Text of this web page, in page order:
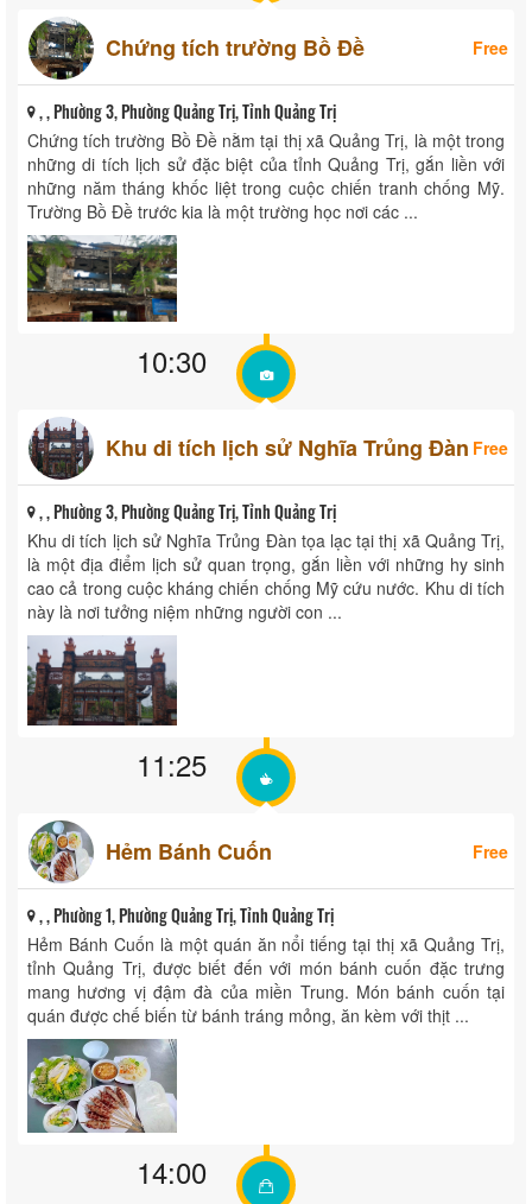
Chứng tích trường Bồ Đề Free
, , Phường 3, Phường Quảng Trị, Tỉnh Quảng Trị
Chứng tích trường Bồ Đề nằm tại thị xã Quảng Trị, là một trong
những di tích lịch sử đặc biệt của tỉnh Quảng Trị, gắn liền với
những năm tháng khốc liệt trong cuộc chiến tranh chống Mỹ.
Trường Bồ Đề trước kia là một trường học nơi các ...
10:30
Khu di tích lịch sử Nghĩa Trủng Đàn Free
, , Phường 3, Phường Quảng Trị, Tỉnh Quảng Trị
Khu di tích lịch sử Nghĩa Trủng Đàn tọa lạc tại thị xã Quảng Trị,
là một địa điểm lịch sử quan trọng, gắn liền với những hy sinh
cao cả trong cuộc kháng chiến chống Mỹ cứu nước. Khu di tích
này là nơi tưởng niệm những người con ...
11:25
Hẻm Bánh Cuốn Free
, , Phường 1, Phường Quảng Trị, Tỉnh Quảng Trị
Hẻm Bánh Cuốn là một quán ăn nổi tiếng tại thị xã Quảng Trị,
tỉnh Quảng Trị, được biết đến với món bánh cuốn đặc trưng
mang hương vị đậm đà của miền Trung.​ Món bánh cuốn tại
quán được chế biến từ bánh tráng mỏng, ăn kèm với thịt ...
14:00